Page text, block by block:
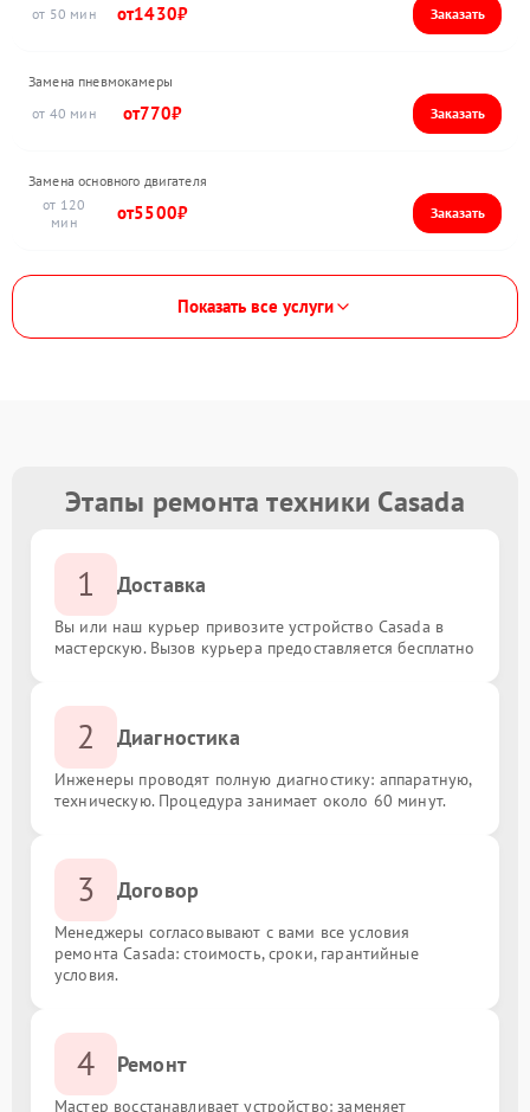
50
1430
Замена пневмокамеры
40
770
Замена основного двигателя
120
5500
Показать все услуги
Этапы ремонта техники Casada
1 Доставка
Вы или наш курьер привозите устройство Casada в
мастерскую. Вызов курьера предоставляется бесплатно
2 Диагностика
Инженеры проводят полную диагностику: аппаратную,
техническую. Процедура занимает около 60 минут.
3 Договор
Менеджеры согласовывают с вами все условия
ремонта Casada: стоимость, сроки, гарантийные
условия.
4 Ремонт
Мастер восстанавливает устройство: заменяет